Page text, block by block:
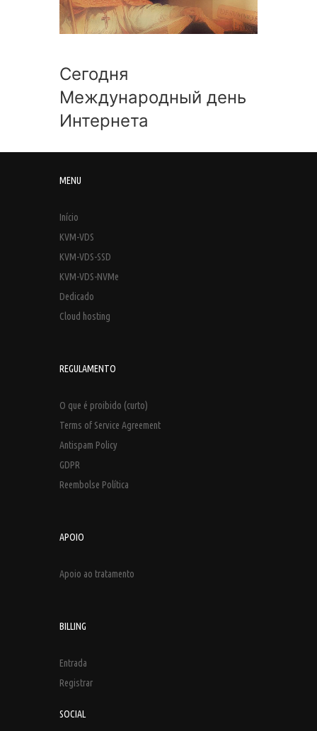
Сегодня
Международный день
Интернета
MENU
Início
KVM-VDS
KVM-VDS-SSD
KVM-VDS-NVMe
Dedicado
Cloud hosting
REGULAMENTO
O que é proibido (curto)
Terms of Service Agreement
Antispam Policy
GDPR
Reembolse Política
APOIO
Apoio ao tratamento
BILLING
Entrada
Registrar
SOCIAL